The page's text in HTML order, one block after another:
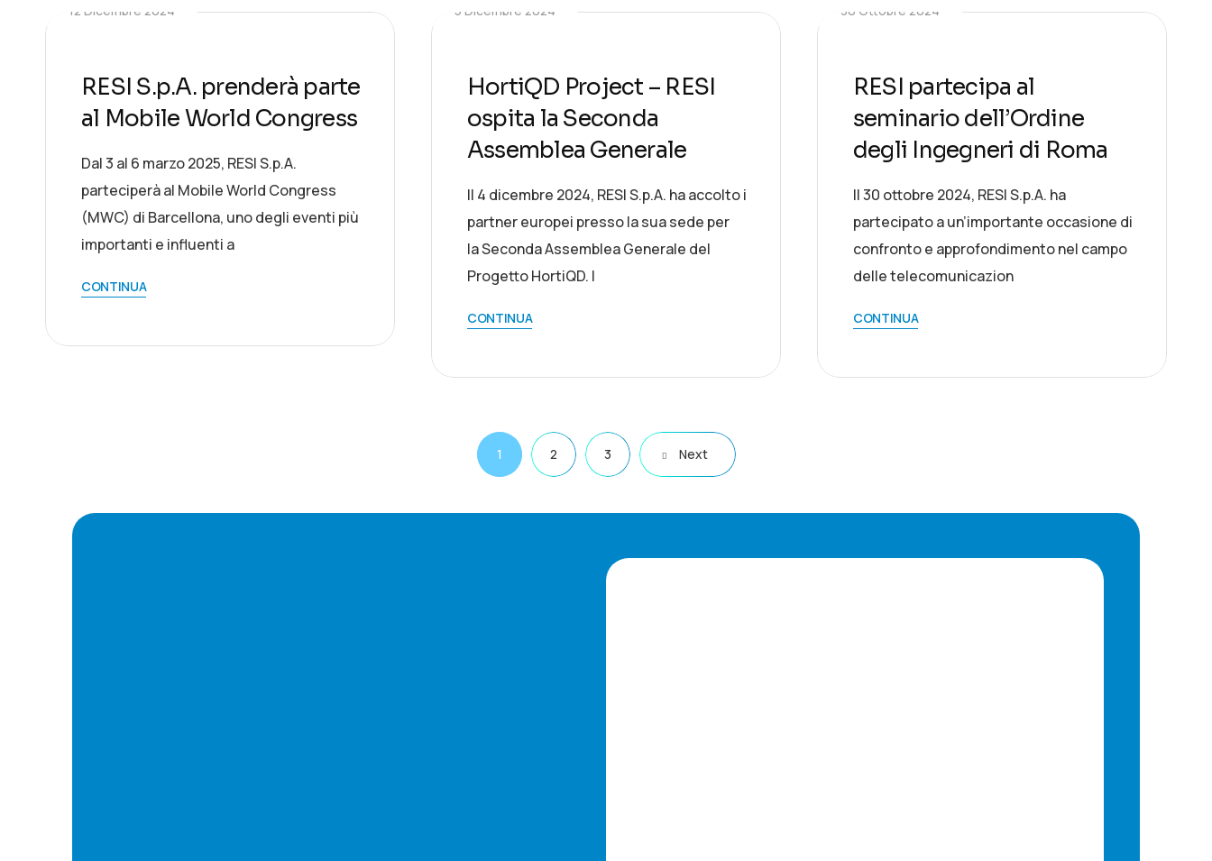
12 Dicembre 2024
RESI S.p.A. prenderà parte
al Mobile World Congress
Dal 3 al 6 marzo 2025, RESI S.p.A.
parteciperà al Mobile World Congress
(MWC) di Barcellona, uno degli eventi più
importanti e influenti a
CONTINUA
5 Dicembre 2024
HortiQD Project – RESI
ospita la Seconda
Assemblea Generale
Il 4 dicembre 2024, RESI S.p.A. ha accolto i
partner europei presso la sua sede per
la Seconda Assemblea Generale del
Progetto HortiQD. I
CONTINUA
30 Ottobre 2024
RESI partecipa al
seminario dell’Ordine
degli Ingegneri di Roma
Il 30 ottobre 2024, RESI S.p.A. ha
partecipato a un’importante occasione di
confronto e approfondimento nel campo
delle telecomunicazion
CONTINUA
1 2 3 Next